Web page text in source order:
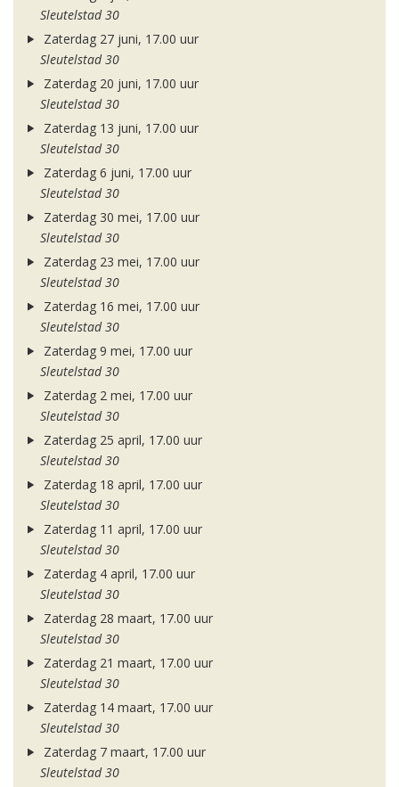
Sleutelstad 30
Zaterdag 27 juni, 17.00 uur
Sleutelstad 30
Zaterdag 20 juni, 17.00 uur
Sleutelstad 30
Zaterdag 13 juni, 17.00 uur
Sleutelstad 30
Zaterdag 6 juni, 17.00 uur
Sleutelstad 30
Zaterdag 30 mei, 17.00 uur
Sleutelstad 30
Zaterdag 23 mei, 17.00 uur
Sleutelstad 30
Zaterdag 16 mei, 17.00 uur
Sleutelstad 30
Zaterdag 9 mei, 17.00 uur
Sleutelstad 30
Zaterdag 2 mei, 17.00 uur
Sleutelstad 30
Zaterdag 25 april, 17.00 uur
Sleutelstad 30
Zaterdag 18 april, 17.00 uur
Sleutelstad 30
Zaterdag 11 april, 17.00 uur
Sleutelstad 30
Zaterdag 4 april, 17.00 uur
Sleutelstad 30
Zaterdag 28 maart, 17.00 uur
Sleutelstad 30
Zaterdag 21 maart, 17.00 uur
Sleutelstad 30
Zaterdag 14 maart, 17.00 uur
Sleutelstad 30
Zaterdag 7 maart, 17.00 uur
Sleutelstad 30